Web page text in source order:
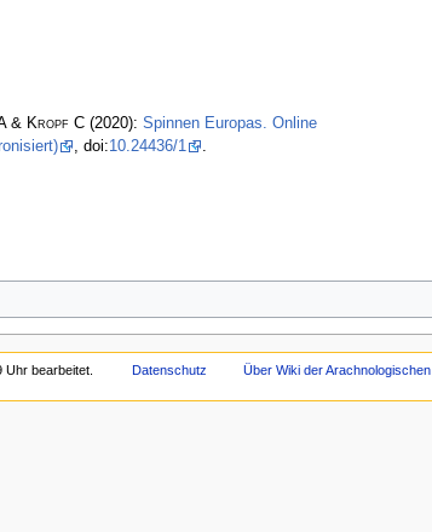
& Kropf C(2020): Spinnen Europas. Online
, doi:10.24436/1
bearbeitet. Datenschutz Über Wiki der